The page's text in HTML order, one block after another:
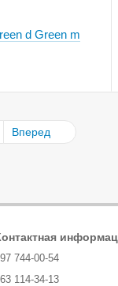
d Green m
Вперед
744-00-54
114-34-13